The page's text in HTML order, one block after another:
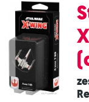
Zestaw dodatkowy frakcji Sojuszu